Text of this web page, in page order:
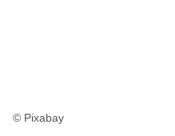
© Pixabay